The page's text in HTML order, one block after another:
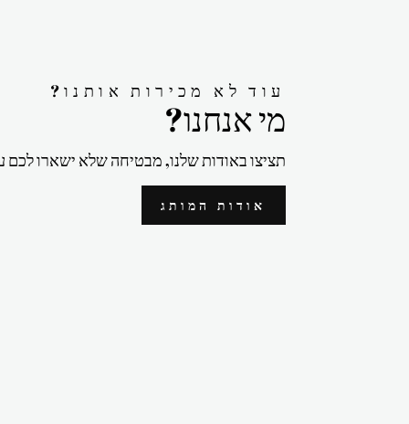
?עוד לא מכירות אותנו
?מי אנחנו
תציצו באודות שלנו, מבטיחה שלא ישארו לכם
אודות המותג